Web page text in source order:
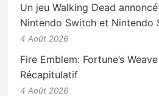
Un jeu Walking Dead
Nintendo Switch et Nintendo
4 Août 2026
Fire Emblem: Fortune’s
Récapitulatif
4 Août 2026